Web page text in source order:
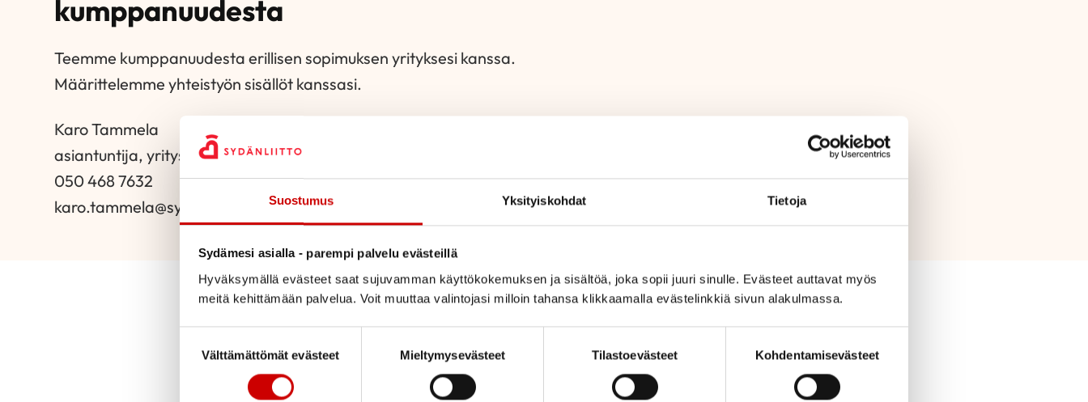
Suostumus Yksityiskohdat Tietoja
Sydämesi asialla - parempi palvelu evästeillä
Hyväksymällä evästeet saat sujuvamman käyttökokemuksen ja sisältöä, joka sopii juuri sinulle. Evästeet auttavat myös
meitä kehittämään palvelua. Voit muuttaa valintojasi milloin tahansa klikkaamalla evästelinkkiä sivun alakulmassa.
Välttämättömät evästeet
Mieltymysevästeet Tilastoevästeet Kohdentamisevästeet
kumppanuudesta
Teemme kumppanuudesta erillisen sopimuksen yrityksesi kanssa.
Määrittelemme yhteistyön sisällöt kanssasi.
Karo Tammela
asiantuntija, yrityslahjoittaminen ja -kumppanuudet
050 468 7632
karo.tammela@sydanliitto.fi
AUTA PELASTAMAAN HENKIÄ – TUE SYDÄNISKURIREKISTERIÄ
Sydämen pysähtyessä avulla on kiire. Sydäniskuri eli defibrillaattori